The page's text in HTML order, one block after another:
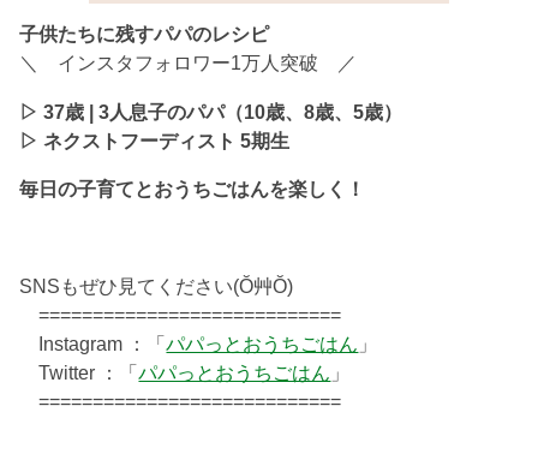
子供たちに残すパパのレシピ
＼ インスタフォロワー1万人突破 ／
▷ 37歳 | 3人息子のパパ（10歳、8歳、5歳）
▷ ネクストフーディスト 5期生
毎日の子育てとおうちごはんを楽しく！
SNSもぜひ見てください(Ŏ艸Ŏ)
============================
Instagram ：「パパっとおうちごはん 」
Twitter ：「パパっとおうちごはん 」
============================